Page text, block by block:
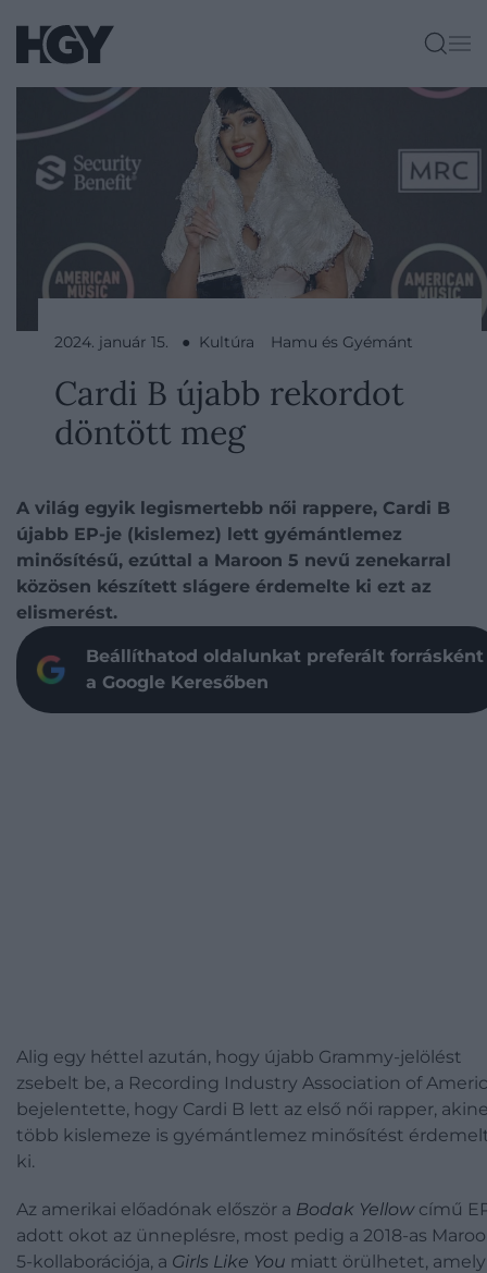
2024. január 15. ● Kultúra Hamu és Gyémánt
Cardi B újabb rekordot
döntött meg
A világ egyik legismertebb női rappere, Cardi B
újabb EP-je (kislemez) lett gyémántlemez
minősítésű, ezúttal a Maroon 5 nevű zenekarral
közösen készített slágere érdemelte ki ezt az
elismerést.
Beállíthatod oldalunkat preferált forrásként
a Google Keresőben
Alig egy héttel azután, hogy újabb Grammy-jelölést
zsebelt be, a Recording Industry Association of
bejelentette, hogy Cardi B lett az első női rapper,
több kislemeze is gyémántlemez minősítést
ki.
Az amerikai előadónak először a Bodak Yellow című
adott okot az ünneplésre, most pedig a 2018-as
5-kollaborációja, a Girls Like You miatt örülhetet, amely